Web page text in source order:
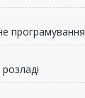
програмування